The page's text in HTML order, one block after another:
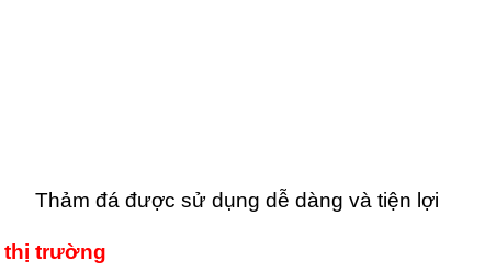
Thảm đá được sử dụng dễ dàng và tiện lợi
thị trường